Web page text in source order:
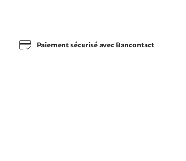
Paiement sécurisé avec Bancontact